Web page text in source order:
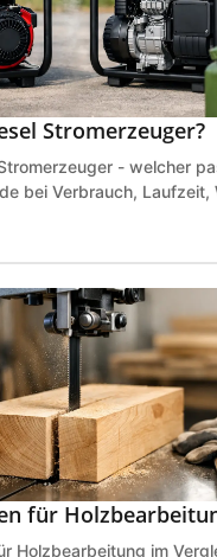
Stromerzeuger?
- welcher
bei Verbrauch, Laufzeit,
für
Holzbearbeitung im